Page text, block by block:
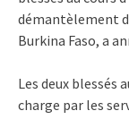
démantèlement
Burkina Faso, a
Les deux blessés
charge par les